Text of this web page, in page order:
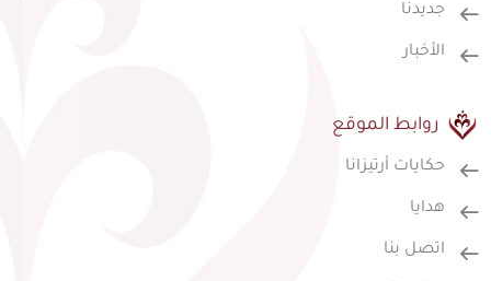
جديدنا
الأخبار
روابط الموقع
حكايات أرتيزانا
هدايا
اتصل بنا